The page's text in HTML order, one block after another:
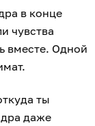
в конце
чувства
вместе. Одной
ты
даже